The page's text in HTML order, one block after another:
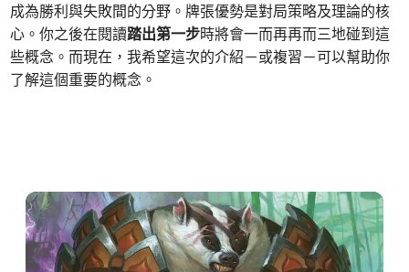
成為勝利與失敗間的分野。牌張優勢是對局策略及理論的核
心。你之後在閱讀踏出第一步時將會一而再再而三地碰到這
些概念。而現在，我希望這次的介紹－或複習－可以幫助你
了解這個重要的概念。